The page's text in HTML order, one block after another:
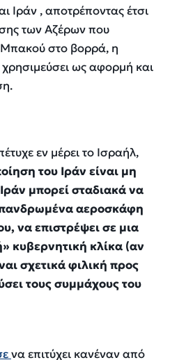
Ιράν , αποτρέποντας έτσι
των Αζέρων που
στο βορρά, η
ως αφορμή και
εν μέρει το Ισραήλ,
του Ιράν είναι μη
μπορεί σταδιακά να
αεροσκάφη
να επιστρέψει σε μια
κυβερνητική κλίκα (αν
σχετικά φιλική προς
τους συμμάχους του
να επιτύχει κανέναν από